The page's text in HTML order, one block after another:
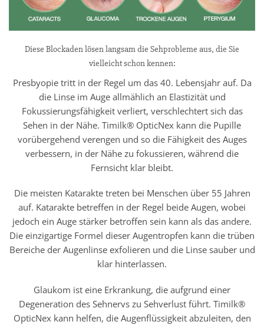
Diese Blockaden lösen langsam die Sehprobleme aus, die Sie
vielleicht schon kennen:
Presbyopie tritt in der Regel um das 40. Lebensjahr auf. Da
die Linse im Auge allmählich an Elastizität und
Fokussierungsfähigkeit verliert, verschlechtert sich das
Sehen in der Nähe. Timilk® OpticNex kann die Pupille
vorübergehend verengen und so die Fähigkeit des Auges
verbessern, in der Nähe zu fokussieren, während die
Fernsicht klar bleibt.
Die meisten Katarakte treten bei Menschen über 55 Jahren
auf. Katarakte betreffen in der Regel beide Augen, wobei
jedoch ein Auge stärker betroffen sein kann als das andere.
Die einzigartige Formel dieser Augentropfen kann die trüben
Bereiche der Augenlinse exfolieren und die Linse sauber und
klar hinterlassen.
Glaukom ist eine Erkrankung, die aufgrund einer
Degeneration des Sehnervs zu Sehverlust führt. Timilk®
OpticNex kann helfen, die Augenflüssigkeit abzuleiten, den